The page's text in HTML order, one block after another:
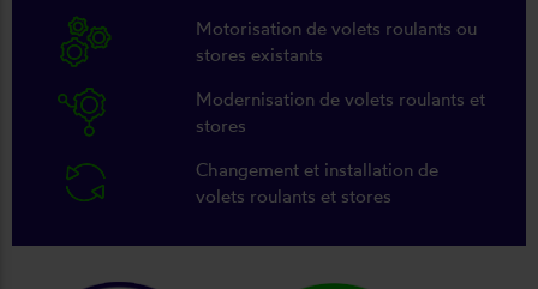
Motorisation de volets roulants ou
stores existants
Modernisation de volets roulants et
stores
Changement et installation de
volets roulants et stores